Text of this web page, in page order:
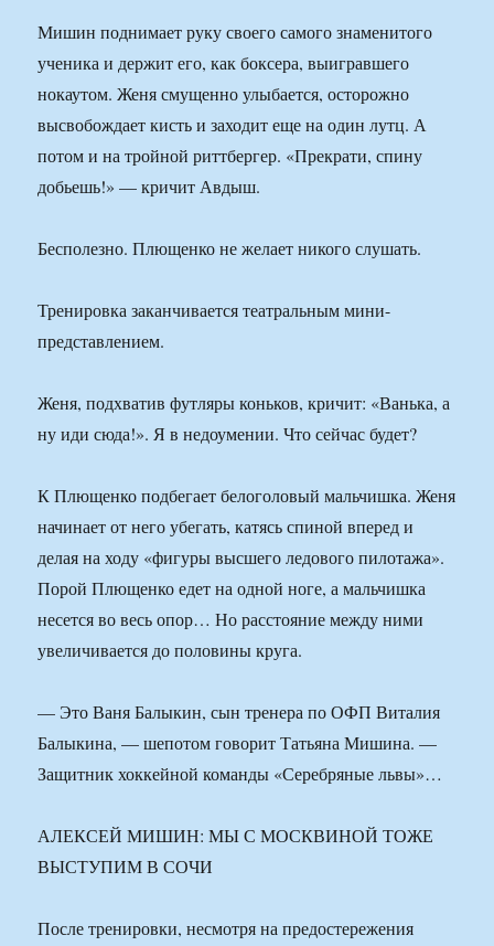
Мишин поднимает руку своего самого знаменитого
ученика и держит его, как боксера, вы­игравшего
нокаутом. Женя смущенно улыбается, осторожно
высвобождает кисть и заходит еще на один лутц. А
потом и на тройной риттбергер. «Прекрати, спину
добьешь!» — кричит Авдыш.
Бесполезно. Плющенко не желает никого слушать.
Тренировка заканчивается театральным мини-
представлением.
Женя, подхватив футляры коньков, кричит: «Ванька, а
ну иди сюда!». Я в недоумении. Что сейчас будет?
К Плющенко подбегает белоголовый мальчишка. Женя
начинает от него убегать, катясь спиной вперед и
делая на ходу «фигуры высшего ледового пилотажа».
Порой Плющенко едет на одной ноге, а мальчишка
несется во весь опор… Но расстояние между ними
увеличивается до половины круга.
— Это Ваня Балыкин, сын тренера по ОФП Виталия
Балыкина, — шепотом говорит Татьяна Мишина. —
Защитник хоккейной команды «Серебряные львы»…
АЛЕКСЕЙ МИШИН: МЫ С МОСКВИНОЙ ТОЖЕ
ВЫСТУПИМ В СОЧИ
После тренировки, несмотря на предостережения